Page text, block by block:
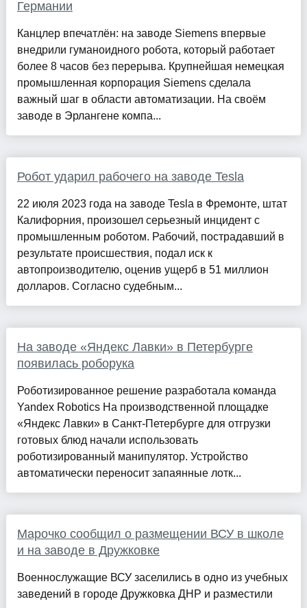
Германии
Канцлер впечатлён: на заводе Siemens впервые
внедрили гуманоидного робота, который работает
более 8 часов без перерыва. Крупнейшая немецкая
промышленная корпорация Siemens сделала
важный шаг в области автоматизации. На своём
заводе в Эрлангене компа...
Робот ударил рабочего на заводе Tesla
22 июля 2023 года на заводе Tesla в Фремонте, штат
Калифорния, произошел серьезный инцидент с
промышленным роботом. Рабочий, пострадавший в
результате происшествия, подал иск к
автопроизводителю, оценив ущерб в 51 миллион
долларов. Согласно судебным...
На заводе «Яндекс Лавки» в Петербурге
появилась роборука
Роботизированное решение разработала команда
Yandex Robotics На производственной площадке
«Яндекс Лавки» в Санкт-Петербурге для отгрузки
готовых блюд начали использовать
роботизированный манипулятор. Устройство
автоматически переносит запаянные лотк...
Марочко сообщил о размещении ВСУ в школе
и на заводе в Дружковке
Военнослужащие ВСУ заселились в одно из учебных
заведений в городе Дружковка ДНР и разместили